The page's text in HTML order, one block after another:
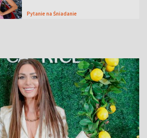
Pytanie na Śniadanie